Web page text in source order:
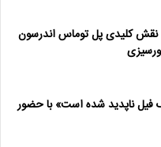
نقش کلیدی پل توماس اندرسون
فیل ناپدید شده است» با حضور